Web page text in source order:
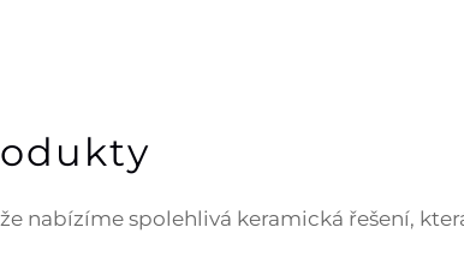
nabízíme spolehlivá keramická řešení,